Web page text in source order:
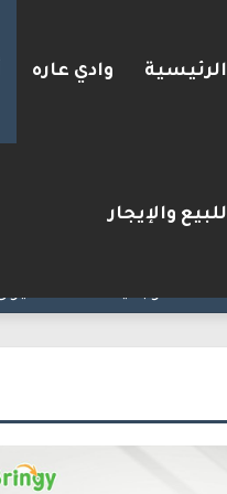
الرئيسية وادي عاره
للبيع والإيجار
يوآف سيغالوفيتش